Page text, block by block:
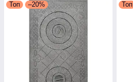
Топ –20% Топ